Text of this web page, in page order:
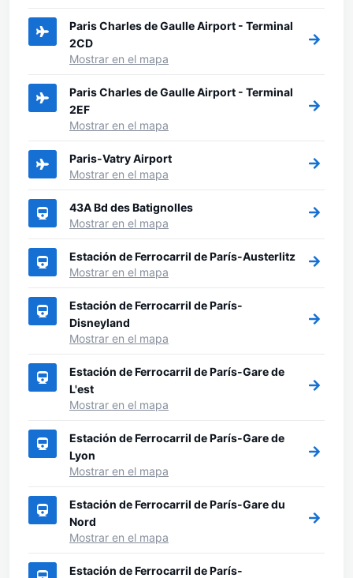
Paris Charles de Gaulle Airport - Terminal
2CD
Mostrar en el mapa
Paris Charles de Gaulle Airport - Terminal
2EF
Mostrar en el mapa
Paris-Vatry Airport
Mostrar en el mapa
43A Bd des Batignolles
Mostrar en el mapa
Estación de Ferrocarril de París-Austerlitz
Mostrar en el mapa
Estación de Ferrocarril de París-
Disneyland
Mostrar en el mapa
Estación de Ferrocarril de París-Gare de
L'est
Mostrar en el mapa
Estación de Ferrocarril de París-Gare de
Lyon
Mostrar en el mapa
Estación de Ferrocarril de París-Gare du
Nord
Mostrar en el mapa
Estación de Ferrocarril de París-